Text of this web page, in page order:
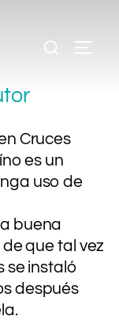
Cruces
es un
uso de
buena
que tal vez
se instaló
después